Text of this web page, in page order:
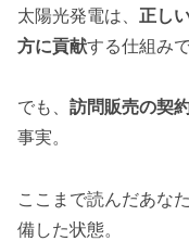
太陽光発電は、 正し
方に貢献する仕組みで
でも、 訪問販売の契
事実。
ここまで読んだあなた
備した状態。